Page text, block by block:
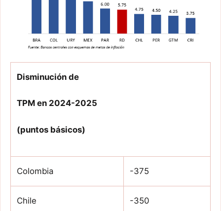
Disminución de
TPM en 2024-2025
(puntos básicos)
Colombia -375
Chile -350